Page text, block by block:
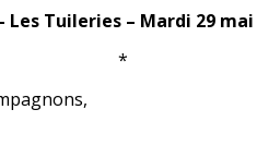
Les Tuileries – Mardi 29 mai
*